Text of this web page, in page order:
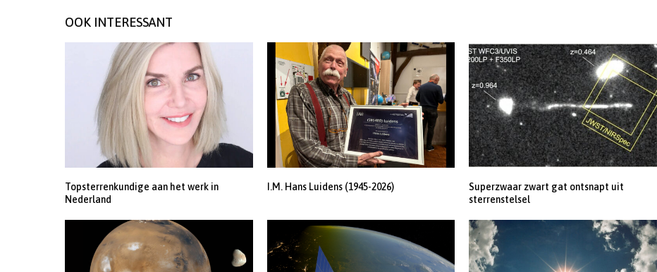
OOK INTERESSANT
Topsterrenkundige aan het werk in
Nederland
I.M. Hans Luidens (1945-2026)
Superzwaar zwart gat ontsnapt uit
sterrenstelsel